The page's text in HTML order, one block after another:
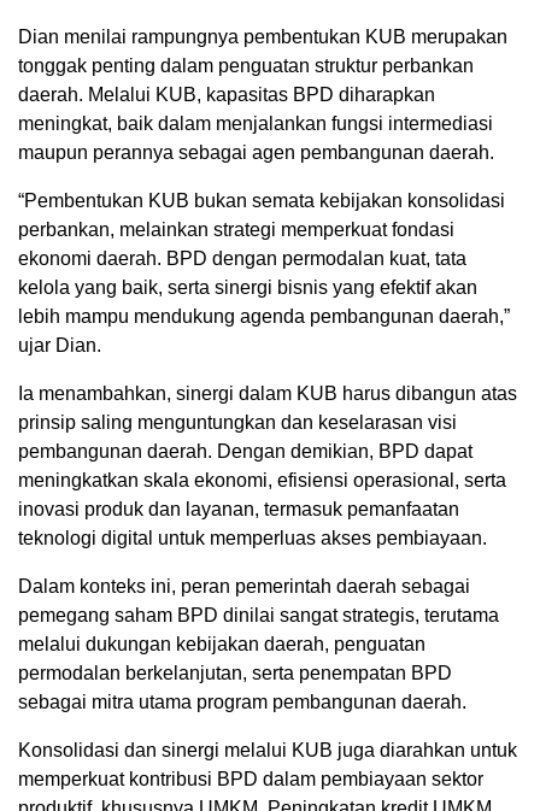
Dian menilai rampungnya pembentukan KUB merupakan
tonggak penting dalam penguatan struktur perbankan
daerah. Melalui KUB, kapasitas BPD diharapkan
meningkat, baik dalam menjalankan fungsi intermediasi
maupun perannya sebagai agen pembangunan daerah.
“Pembentukan KUB bukan semata kebijakan konsolidasi
perbankan, melainkan strategi memperkuat fondasi
ekonomi daerah. BPD dengan permodalan kuat, tata
kelola yang baik, serta sinergi bisnis yang efektif akan
lebih mampu mendukung agenda pembangunan daerah,”
ujar Dian.
Ia menambahkan, sinergi dalam KUB harus dibangun atas
prinsip saling menguntungkan dan keselarasan visi
pembangunan daerah. Dengan demikian, BPD dapat
meningkatkan skala ekonomi, efisiensi operasional, serta
inovasi produk dan layanan, termasuk pemanfaatan
teknologi digital untuk memperluas akses pembiayaan.
Dalam konteks ini, peran pemerintah daerah sebagai
pemegang saham BPD dinilai sangat strategis, terutama
melalui dukungan kebijakan daerah, penguatan
permodalan berkelanjutan, serta penempatan BPD
sebagai mitra utama program pembangunan daerah.
Konsolidasi dan sinergi melalui KUB juga diarahkan untuk
memperkuat kontribusi BPD dalam pembiayaan sektor